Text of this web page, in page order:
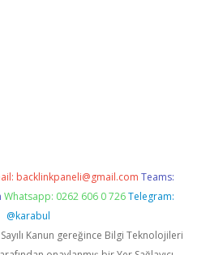
backlinkpaneli@gmail.com Teams:
Whatsapp: 0262 606 0 726 Telegram:
@karabul
Kanun gereğince Bilgi Teknolojileri